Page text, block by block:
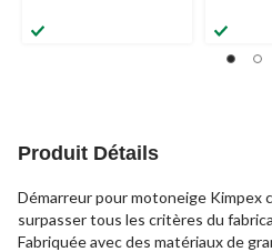
Produit Détails
Démarreur pour motoneige Kimpex
surpasser tous les critères du
Fabriquée avec des matériaux de